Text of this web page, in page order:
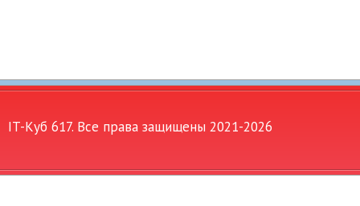
IT-Куб 617. Все права защищены 2021-2026